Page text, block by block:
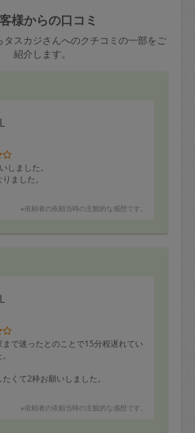
様からの口コミ
タスカジさんへのクチコミの一部をご
紹介します。
しました。
ました。
※依頼者の依頼当時の主観的な感想です。
で迷ったとのことで15分程遅れてい
くて2枠お願いしました。
つですが、家中の大掃除を1日で終える
、黙々と一生懸命やってくれました。
※依頼者の依頼当時の主観的な感想です。